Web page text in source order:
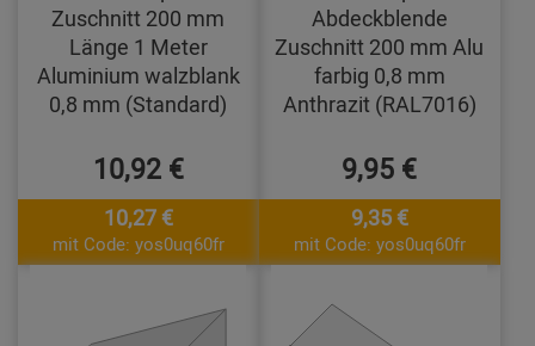
Zuschnitt 200 mm
Länge 1 Meter
Aluminium walzblank
0,8 mm (Standard)
10,92 €
10,27 €
mit Code: yos0uq60fr
Abdeckblende
Zuschnitt 200 mm Alu
farbig 0,8 mm
Anthrazit (RAL7016)
9,95 €
9,35 €
mit Code: yos0uq60fr